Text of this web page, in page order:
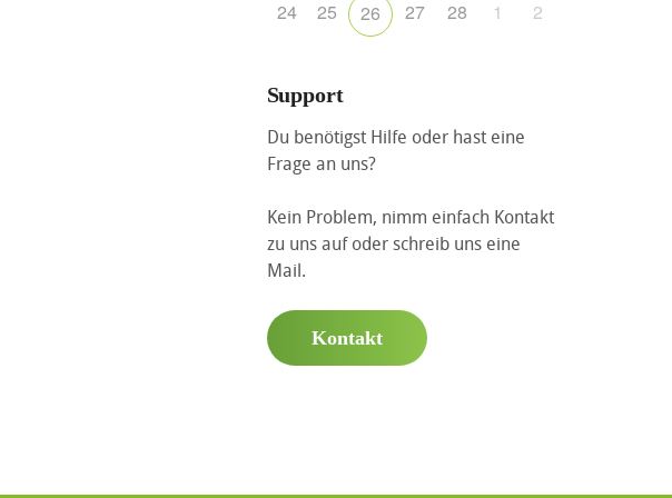
24 25 26 27 28 1 2
Support
Du benötigst Hilfe oder hast eine
Frage an uns?
Kein Problem, nimm einfach Kontakt
zu uns auf oder schreib uns eine
Mail.
Kontakt